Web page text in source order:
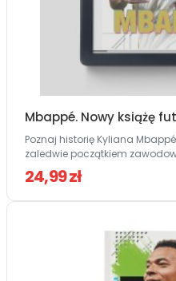
Mbappé. Nowy książę
Poznaj historię Kyliana
zaledwie początkiem
24,99 zł